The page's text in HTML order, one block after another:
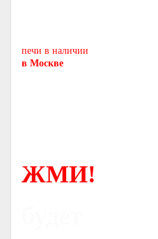
печи в наличии
в Москве
ЖМИ!